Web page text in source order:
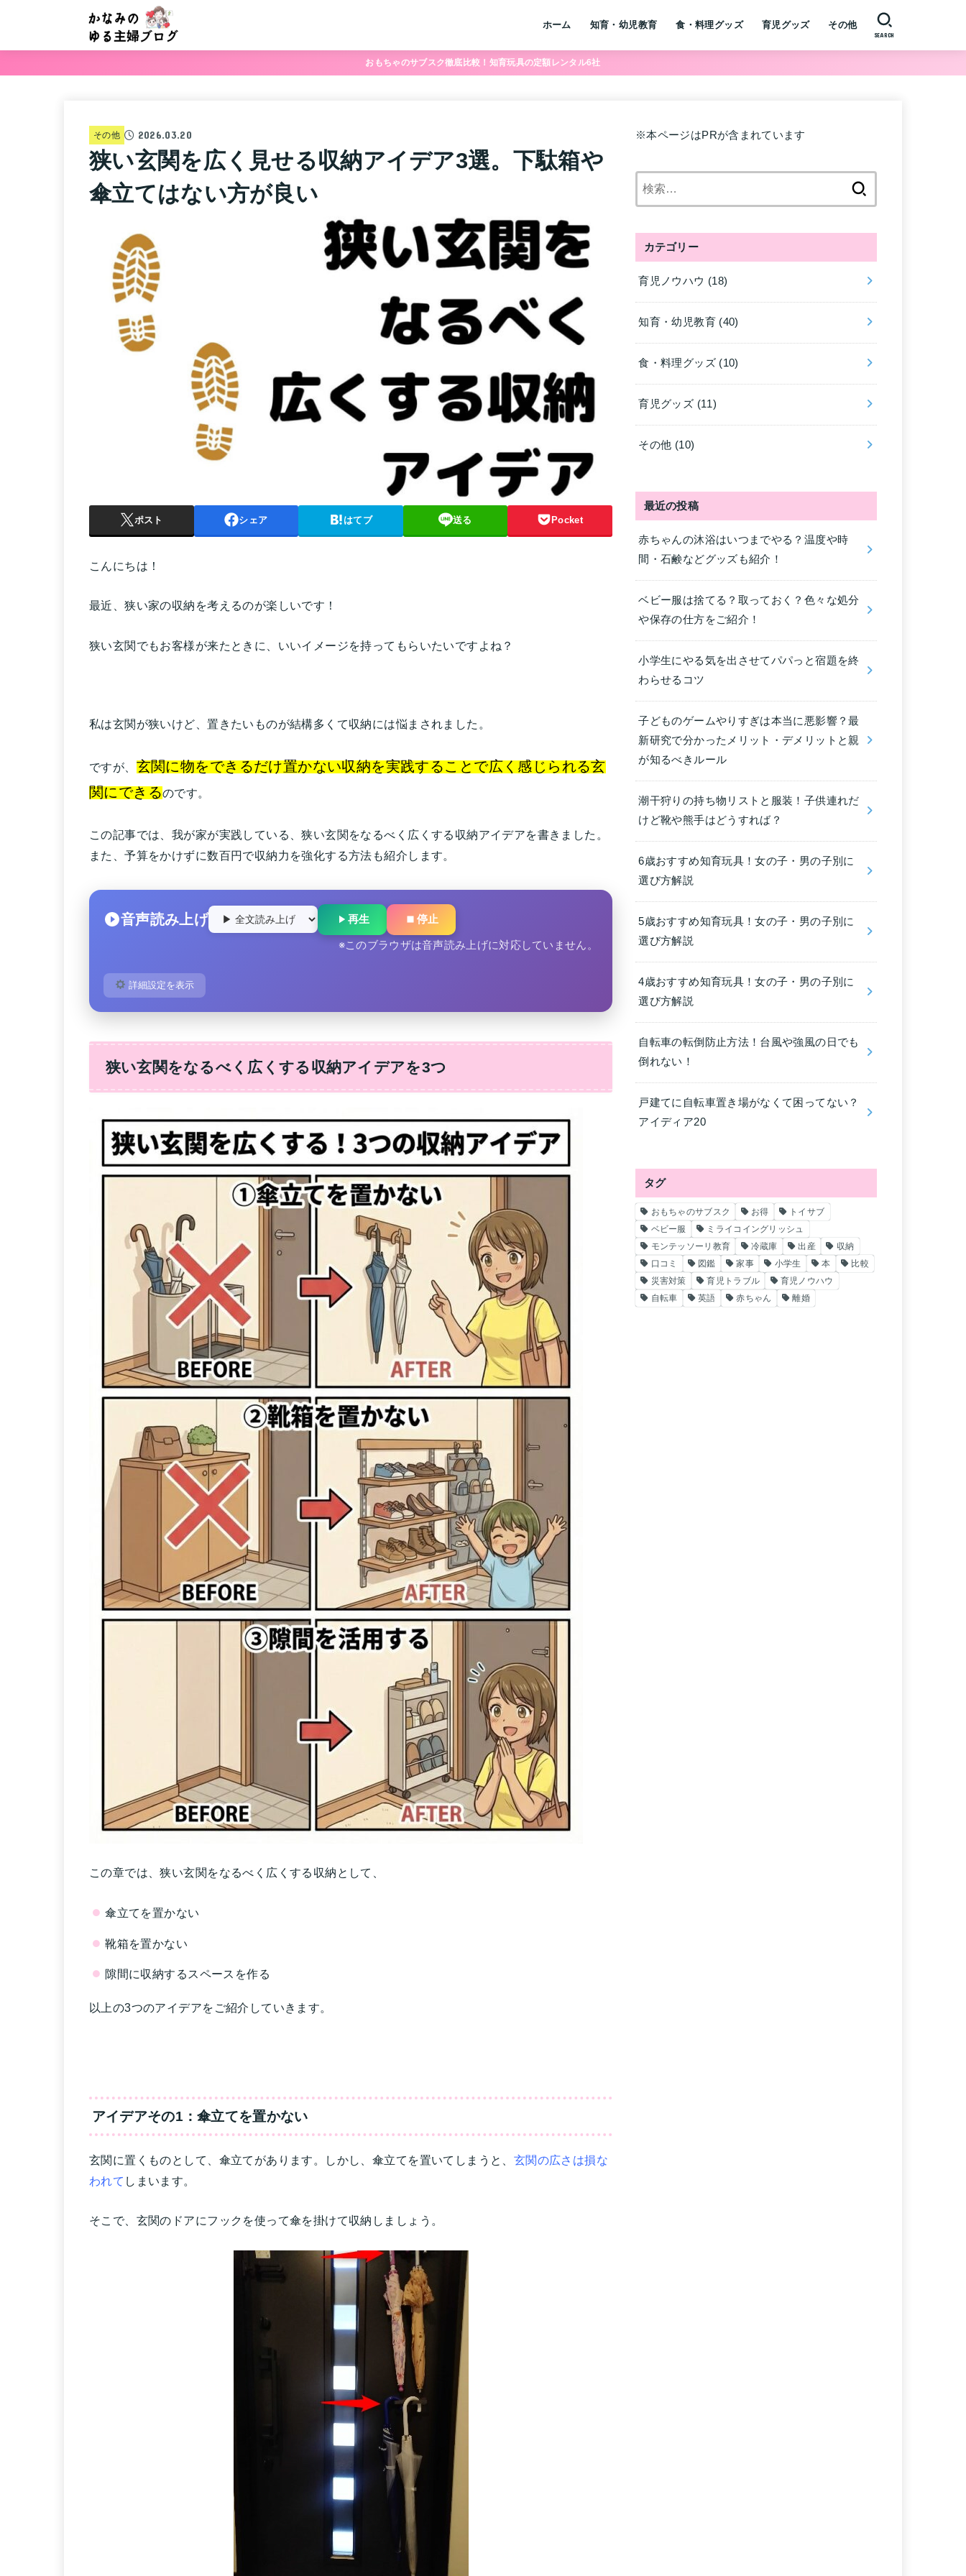
ホーム 知育・幼児教育 食・料理グッズ 育児グッズ その他
SEARCH
おもちゃのサブスク徹底比較！知育玩具の定額レンタル6社
その他 2026.03.20
狭い玄関を広く見せる収納アイデア3選。下駄箱や
傘立てはない方が良い
ポスト シェア はてブ 送る Pocket
こんにちは！
最近、狭い家の収納を考えるのが楽しいです！
狭い玄関でもお客様が来たときに、いいイメージを持ってもらいたいですよね？
私は玄関が狭いけど、置きたいものが結構多くて収納には悩まされました。
ですが、 玄関に物をできるだけ置かない収納を実践することで広く感じられる玄
関にできるのです。
この記事では、我が家が実践している、狭い玄関をなるべく広くする収納アイデアを書きました。
また、予算をかけずに数百円で収納力を強化する方法も紹介します。
音声読み上げ 再生 停止
※このブラウザは音声読み上げに対応していません。
詳細設定を表示
狭い玄関をなるべく広くする収納アイデアを3つ
この章では、狭い玄関をなるべく広くする収納として、
傘立てを置かない
靴箱を置かない
隙間に収納するスペースを作る
以上の3つのアイデアをご紹介していきます。
アイデアその1：傘立てを置かない
玄関に置くものとして、傘立てがあります。しかし、傘立てを置いてしまうと、 玄関の広さは損な
われて しまいます。
そこで、玄関のドアにフックを使って傘を掛けて収納しましょう。
※本ページはPRが含まれています
カテゴリー
育児ノウハウ (18)
知育・幼児教育 (40)
食・料理グッズ (10)
育児グッズ (11)
その他 (10)
最近の投稿
赤ちゃんの沐浴はいつまでやる？温度や時
間・石鹸などグッズも紹介！
ベビー服は捨てる？取っておく？色々な処分
や保存の仕方をご紹介！
小学生にやる気を出させてパパっと宿題を終
わらせるコツ
子どものゲームやりすぎは本当に悪影響？最
新研究で分かったメリット・デメリットと親
が知るべきルール
潮干狩りの持ち物リストと服装！子供連れだ
けど靴や熊手はどうすれば？
6歳おすすめ知育玩具！女の子・男の子別に
選び方解説
5歳おすすめ知育玩具！女の子・男の子別に
選び方解説
4歳おすすめ知育玩具！女の子・男の子別に
選び方解説
自転車の転倒防止方法！台風や強風の日でも
倒れない！
戸建てに自転車置き場がなくて困ってない？
アイディア20
タグ
おもちゃのサブスク お得
トイサブ
ベビー服
ミライコイングリッシュ
モンテッソーリ教育
冷蔵庫 出産
収納
口コミ
図鑑 家事 小学生 本
比較
災害対策
育児トラブル
育児ノウハウ
自転車
英語 赤ちゃん 離婚